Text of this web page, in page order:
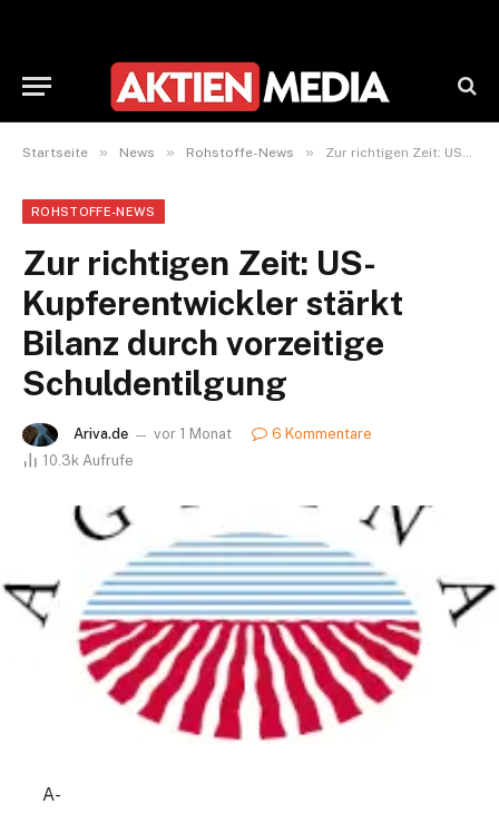
Startseite » News » Rohstoffe-News » Zur richtigen Zeit: US-Kupferentwickler stärkt Bilanz durch vorzeitige Schuldentilgung
ROHSTOFFE-NEWS
Zur richtigen Zeit: US-
Kupferentwickler stärkt
Bilanz durch vorzeitige
Schuldentilgung
Ariva.de vor 1 Monat
6 Kommentare
10.3k Aufrufe
A-